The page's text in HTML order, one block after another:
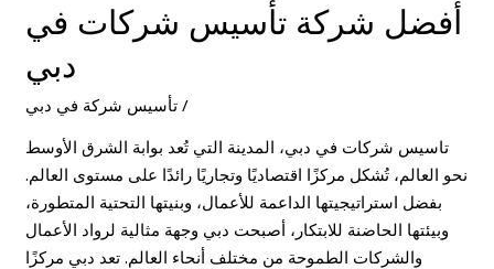
أفضل شركة تأسيس شركات في
دبي
تأسيس شركة في دبي /
تاسيس شركات في دبي، المدينة التي تُعد بوابة الشرق الأوسط
نحو العالم، تُشكل مركزًا اقتصاديًا وتجاريًا رائدًا على مستوى العالم.
بفضل استراتيجيتها الداعمة للأعمال، وبنيتها التحتية المتطورة،
وبيئتها الحاضنة للابتكار، أصبحت دبي وجهة مثالية لرواد الأعمال
والشركات الطموحة من مختلف أنحاء العالم. تعد دبي مركزًا